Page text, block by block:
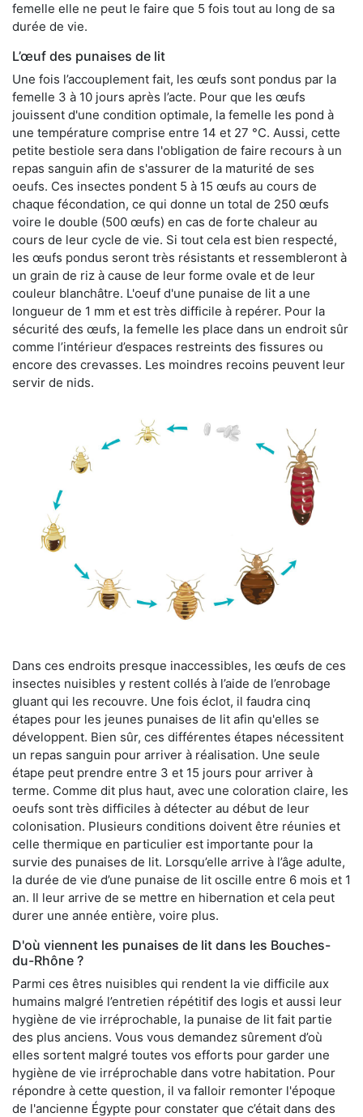
femelle elle ne peut le faire que 5 fois tout au long de sa
durée de vie.
L’œuf des punaises de lit
Une fois l’accouplement fait, les œufs sont pondus par la
femelle 3 à 10 jours après l’acte. Pour que les œufs
jouissent d'une condition optimale, la femelle les pond à
une température comprise entre 14 et 27 °C. Aussi, cette
petite bestiole sera dans l'obligation de faire recours à un
repas sanguin afin de s'assurer de la maturité de ses
oeufs. Ces insectes pondent 5 à 15 œufs au cours de
chaque fécondation, ce qui donne un total de 250 œufs
voire le double (500 œufs) en cas de forte chaleur au
cours de leur cycle de vie. Si tout cela est bien respecté,
les œufs pondus seront très résistants et ressembleront à
un grain de riz à cause de leur forme ovale et de leur
couleur blanchâtre. L'oeuf d'une punaise de lit a une
longueur de 1 mm et est très difficile à repérer. Pour la
sécurité des œufs, la femelle les place dans un endroit sûr
comme l’intérieur d’espaces restreints des fissures ou
encore des crevasses. Les moindres recoins peuvent leur
servir de nids.
Dans ces endroits presque inaccessibles, les œufs de ces
insectes nuisibles y restent collés à l’aide de l’enrobage
gluant qui les recouvre. Une fois éclot, il faudra cinq
étapes pour les jeunes punaises de lit afin qu'elles se
développent. Bien sûr, ces différentes étapes nécessitent
un repas sanguin pour arriver à réalisation. Une seule
étape peut prendre entre 3 et 15 jours pour arriver à
terme. Comme dit plus haut, avec une coloration claire, les
oeufs sont très difficiles à détecter au début de leur
colonisation. Plusieurs conditions doivent être réunies et
celle thermique en particulier est importante pour la
survie des punaises de lit. Lorsqu’elle arrive à l’âge adulte,
la durée de vie d’une punaise de lit oscille entre 6 mois et 1
an. Il leur arrive de se mettre en hibernation et cela peut
durer une année entière, voire plus.
D'où viennent les punaises de lit dans les Bouches-
du-Rhône ?
Parmi ces êtres nuisibles qui rendent la vie difficile aux
humains malgré l’entretien répétitif des logis et aussi leur
hygiène de vie irréprochable, la punaise de lit fait partie
des plus anciens. Vous vous demandez sûrement d’où
elles sortent malgré toutes vos efforts pour garder une
hygiène de vie irréprochable dans votre habitation. Pour
répondre à cette question, il va falloir remonter l'époque
de l'ancienne Égypte pour constater que c’était dans des